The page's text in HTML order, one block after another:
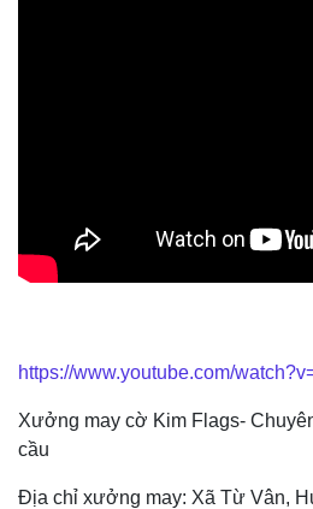
https://www.youtube.com/
Xưởng may cờ Kim Flags-
cầu
Địa chỉ xưởng may: Xã Từ Vân,